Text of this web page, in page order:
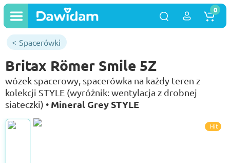
0
Spacerówki
Britax Römer Smile 5Z
wózek spacerowy, spacerówka na każdy teren z
kolekcji STYLE (wyróżnik: wentylacja z drobnej
siateczki) • Mineral Grey STYLE
Hit